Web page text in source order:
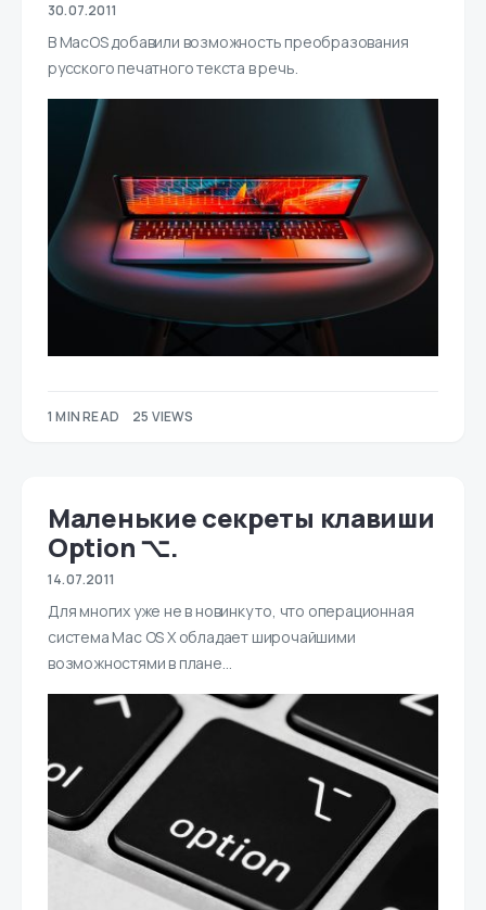
30.07.2011
В MacOS добавили возможность преобразования
русского печатного текста в речь.
1 MIN READ 25 VIEWS
Маленькие секреты клавиши
Option ⌥.
14.07.2011
Для многих уже не в новинку то, что операционная
система Mac OS X обладает широчайшими
возможностями в плане…